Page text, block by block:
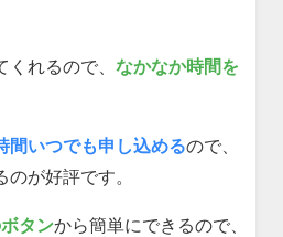
れるので、 なかなか時間を
間いつでも申し込めるので、
が好評です。
タンから簡単にできるので、